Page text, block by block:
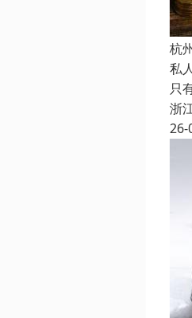
杭
私
只
浙
26-